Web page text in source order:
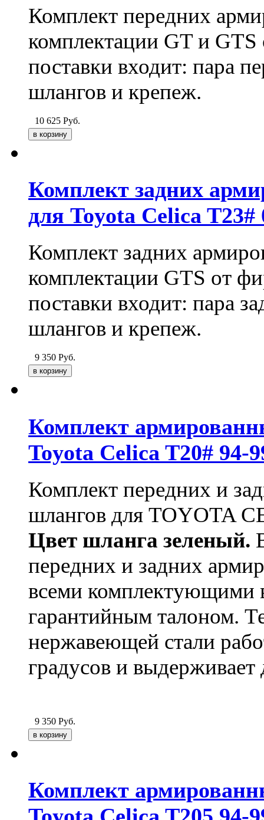
Комплект передних
комплектации GT и
поставки входит: пара
шлангов и крепеж.
10 625 Руб.
Комплект задних
для Toyota Celica
Комплект задних
комплектации GTS от
поставки входит: пара
шлангов и крепеж.
9 350 Руб.
Комплект
Toyota Celica T20# 94-
Комплект передних и
шлангов для TOYOTA
Цвет шланга зеленый.
передних и задних
всеми комплектующими
гарантийным талоном.
нержавеющей стали
градусов и выдерживает
9 350 Руб.
Комплект